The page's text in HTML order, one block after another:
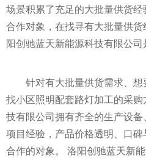
场景积累了充足的大批量供货
合作对象，在找寻有大批量供
阳创驰蓝天新能源科技有限公司
针对有大批量供货需求、
找小区照明配套路灯加工的采
技有限公司拥有齐全的生产设
项目经验，产品价格透明、口
合作的对象。 洛阳创驰蓝天新